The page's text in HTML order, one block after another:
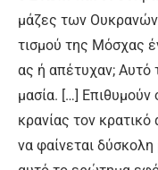
μά­ζες των
τι­σμού της Μό­σχας
ας ή α­πέ­τυ­χαν; Αυ­τό
μα­σί­α. […]
κρα­νί­ας τον
να φαί­νε­ται